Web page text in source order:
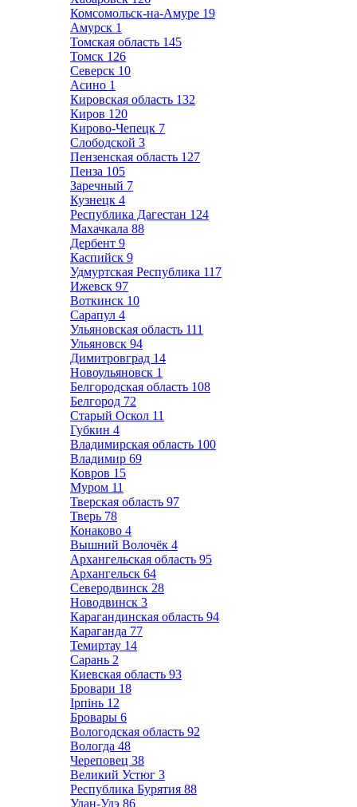
Комсомольск-на-Амуре 19
Амурск 1
Томская область 145
Томск 126
Северск 10
Асино 1
Кировская область 132
Киров 120
Кирово-Чепецк 7
Слободской 3
Пензенская область 127
Пенза 105
Заречный 7
Кузнецк 4
Республика Дагестан 124
Махачкала 88
Дербент 9
Каспийск 9
Удмуртская Республика 117
Ижевск 97
Воткинск 10
Сарапул 4
Ульяновская область 111
Ульяновск 94
Димитровград 14
Новоульяновск 1
Белгородская область 108
Белгород 72
Старый Оскол 11
Губкин 4
Владимирская область 100
Владимир 69
Ковров 15
Муром 11
Тверская область 97
Тверь 78
Конаково 4
Вышний Волочёк 4
Архангельская область 95
Архангельск 64
Северодвинск 28
Новодвинск 3
Карагандинская область 94
Караганда 77
Темиртау 14
Сарань 2
Киевская область 93
Бровари 18
Ірпінь 12
Бровары 6
Вологодская область 92
Вологда 48
Череповец 38
Великий Устюг 3
Республика Бурятия 88
Улан-Удэ 86